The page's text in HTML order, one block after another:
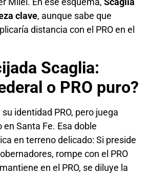
clave, aunque sabe que
distancia con el PRO en el
Scaglia:
o PRO puro?
identidad PRO, pero juega
en Santa Fe. Esa doble
en terreno delicado: Si preside
rompe con el PRO
en el PRO, se diluye la